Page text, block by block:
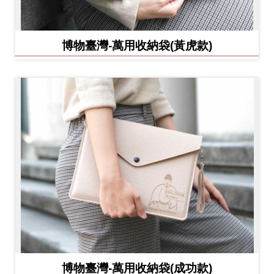
博物臺灣-萬用收納袋(黃虎款)
博物臺灣-萬用收納袋(成功款)